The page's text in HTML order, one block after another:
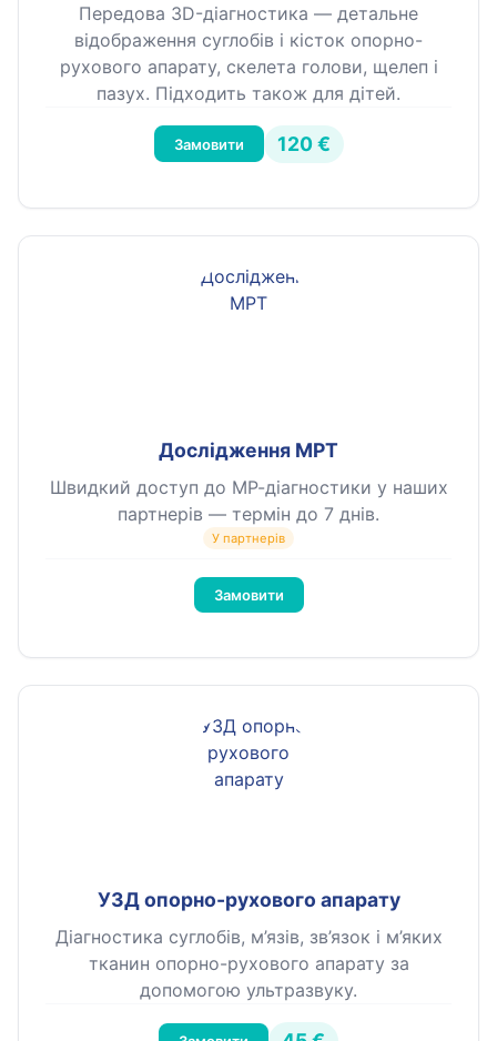
Передова 3D-діагностика — детальне
відображення суглобів і кісток опорно-
рухового апарату, скелета голови, щелеп і
пазух. Підходить також для дітей.
Замовити 120 €
Дослідження МРТ
Швидкий доступ до МР-діагностики у наших
партнерів — термін до 7 днів.
У партнерів
Замовити
УЗД опорно-рухового апарату
Діагностика суглобів, м’язів, зв’язок і м’яких
тканин опорно-рухового апарату за
допомогою ультразвуку.